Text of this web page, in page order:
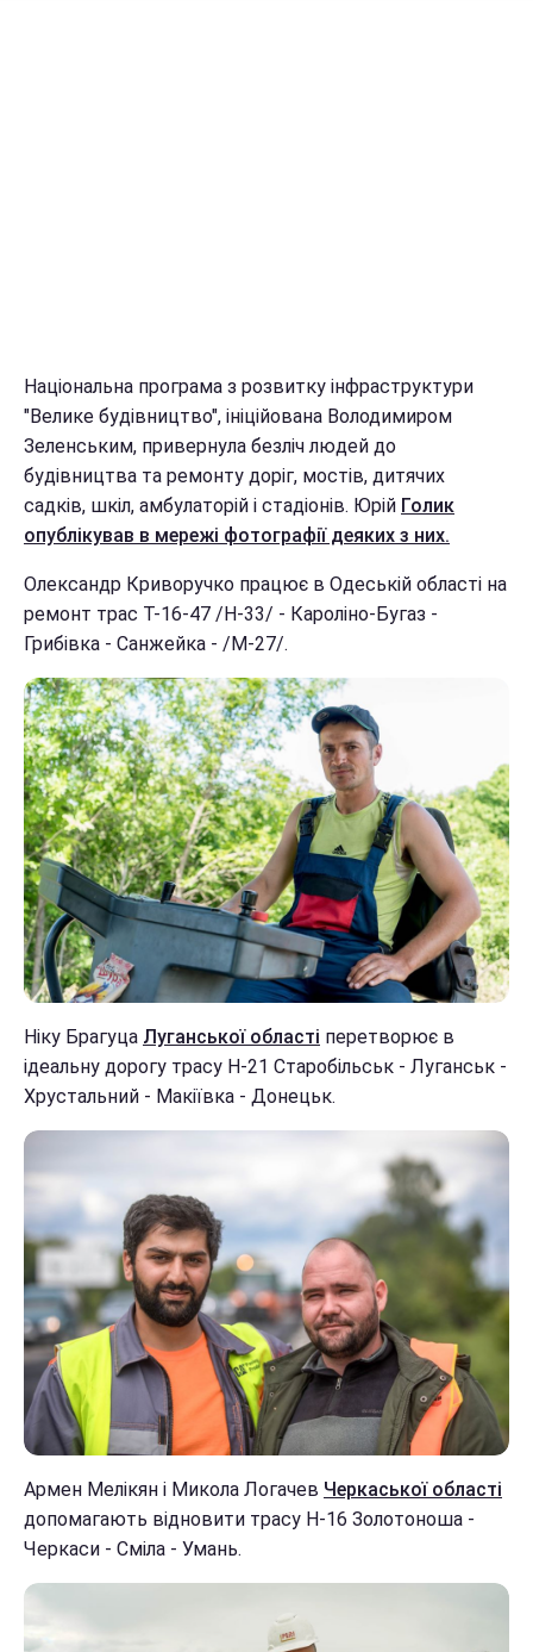
Національна програма з розвитку інфраструктури
"Велике будівництво", ініційована Володимиром
Зеленським, привернула безліч людей до
будівництва та ремонту доріг, мостів, дитячих
садків, шкіл, амбулаторій і стадіонів. Юрій Голик
опублікував в мережі фотографії деяких з них.
Олександр Криворучко працює в Одеській області на
ремонт трас Т-16-47 /Н-33/ - Кароліно-Бугаз -
Грибівка - Санжейка - /М-27/.
Ніку Брагуца Луганської області перетворює в
ідеальну дорогу трасу Н-21 Старобільськ - Луганськ -
Хрустальний - Макіївка - Донецьк.
Армен Мелікян і Микола Логачев Черкаської області
допомагають відновити трасу Н-16 Золотоноша -
Черкаси - Сміла - Умань.